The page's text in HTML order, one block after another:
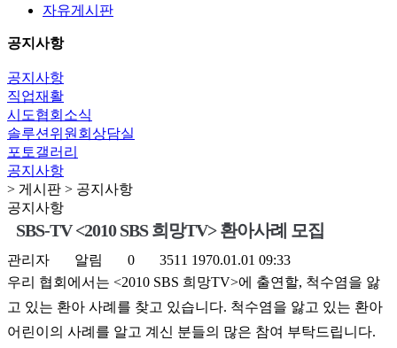
자유게시판
공지사항
공지사항
직업재활
시도협회소식
솔루션위원회상담실
포토갤러리
공지사항
> 게시판 > 공지사항
공지사항
SBS-TV <2010 SBS 희망TV> 환아사례 모집
관리자 알림 0 3511 1970.01.01 09:33
우리 협회에서는 <2010 SBS 희망TV>에 출연할, 척수염을 앓
고 있는 환아 사례를 찾고 있습니다. 척수염을 앓고 있는 환아
어린이의 사례를 알고 계신 분들의 많은 참여 부탁드립니다.